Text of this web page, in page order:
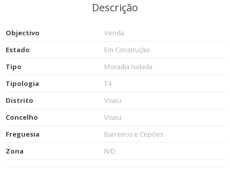
Descrição
Objectivo
Venda
Estado
Em Construção
Tipo
Moradia Isolada
Tipologia
T4
Distrito
Viseu
Concelho
Viseu
Freguesia
Barreiros e Cepões
Zona
N/D